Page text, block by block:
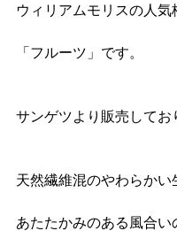
ウィリアムモリスの人気
「フルーツ」です。
サンゲツより販売してお
天然繊維混のやわらかい
あたたかみのある風合い